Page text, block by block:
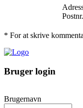
* For at skrive
Bruger login
Brugernavn